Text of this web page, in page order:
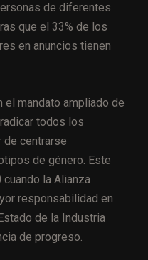
de diferentes
que el 33% de los
en anuncios tienen
el mandato ampliado de
todos los
de centrarse
de género. Este
la Alianza
responsabilidad en
de la Industria
de progreso.